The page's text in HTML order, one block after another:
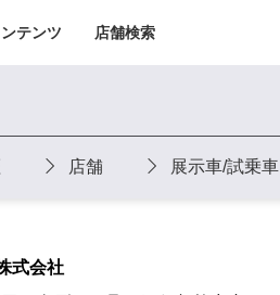
テンツ 店舗検索
店舗 展示車/試乗車
式会社